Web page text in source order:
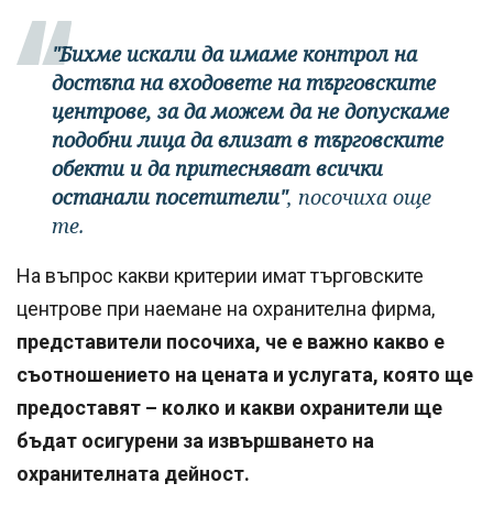
"Бихме искали да имаме контрол на
достъпа на входовете на търговските
центрове, за да можем да не допускаме
подобни лица да влизат в търговските
обекти и да притесняват всички
останали посетители", посочиха още
те.
На въпрос какви критерии имат търговските
центрове при наемане на охранителна фирма,
представители посочиха, че е важно какво е
съотношението на цената и услугата, която ще
предоставят – колко и какви охранители ще
бъдат осигурени за извършването на
охранителната дейност.